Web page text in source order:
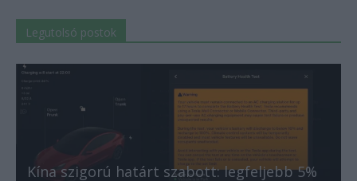
Legutolsó postok
Kína szigorú határt szabott: legfeljebb 5%